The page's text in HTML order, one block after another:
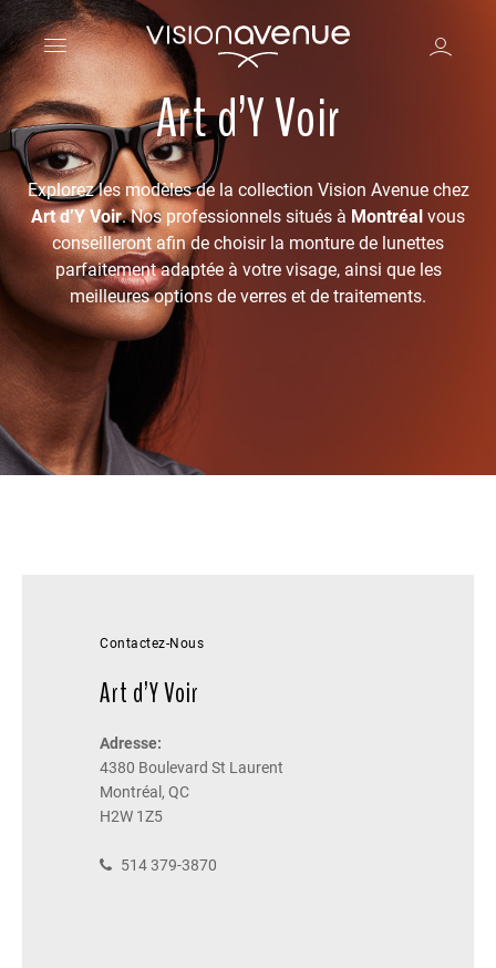
Art d’Y Voir
Explorez les modèles de la collection Vision Avenue chez
Art d’Y Voir. Nos professionnels situés à Montréal vous
conseilleront afin de choisir la monture de lunettes
parfaitement adaptée à votre visage, ainsi que les
meilleures options de verres et de traitements.
Contactez-Nous
Art d’Y Voir
Adresse:
4380 Boulevard St Laurent
Montréal, QC
H2W 1Z5
514 379-3870